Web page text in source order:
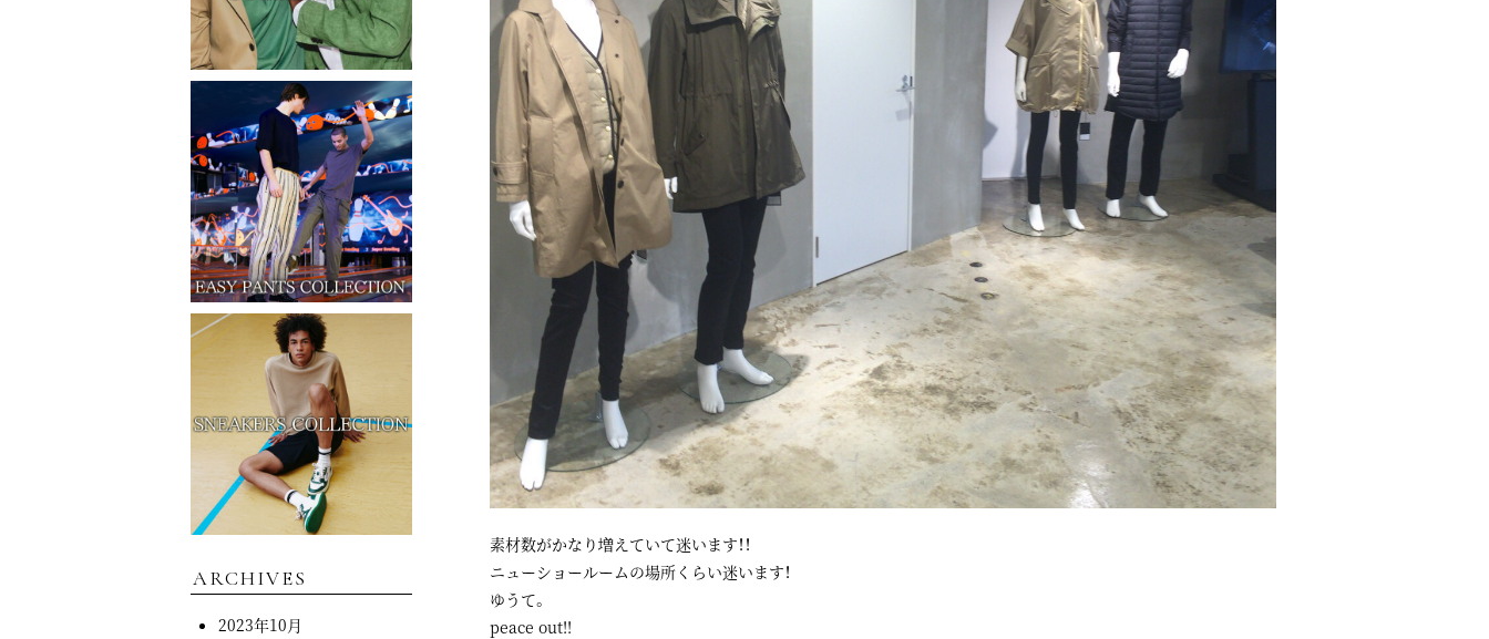
素材数がかなり増えていて迷います！！
ニューショールームの場所くらい迷います！
ゆうて。
peace out!!
ARCHIVES
2023年10月